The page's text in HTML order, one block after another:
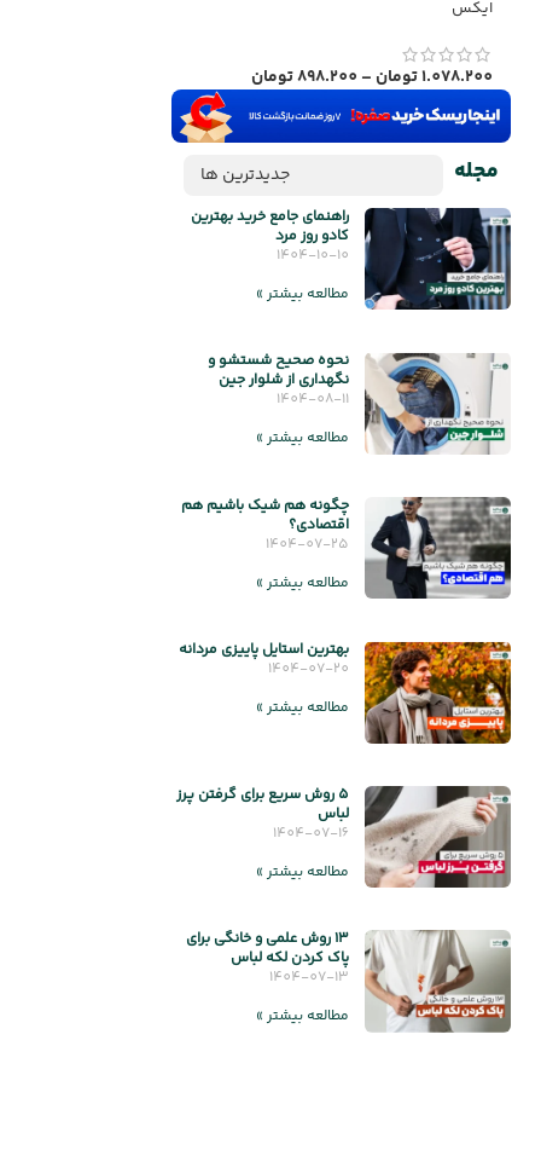
1.078.200تومان
مجله جدیدترین ها
راهنمای جامع خرید بهترین
کادو روز مرد
1404-10-10
مطالعه بیشتر »
نحوه صحیح شستشو و
نگهداری از شلوار جین
1404-08-11
مطالعه بیشتر »
چگونه هم شیک باشیم هم
اقتصادی؟
1404-07-25
مطالعه بیشتر »
بهترین استایل پاییزی مردانه
1404-07-20
مطالعه بیشتر »
5 روش سریع برای گرفتن پرز
لباس
1404-07-16
مطالعه بیشتر »
۱۳ روش علمی و خانگی برای
پاک کردن لکه لباس
1404-07-13
مطالعه بیشتر »